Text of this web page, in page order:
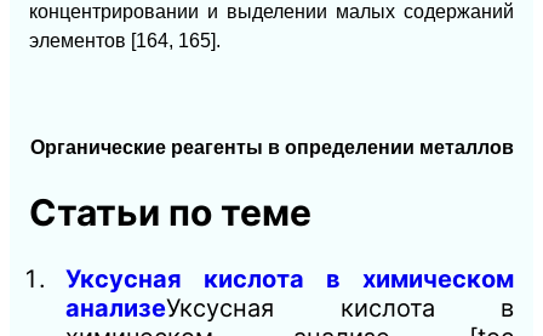
концентрировании и выделении малых содержаний
элементов [164, 165].
Органические реагенты в определении металлов
Статьи по теме
Уксусная кислота в химическом
анализеУксусная кислота в